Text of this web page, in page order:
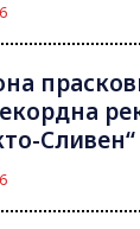
Сливен“